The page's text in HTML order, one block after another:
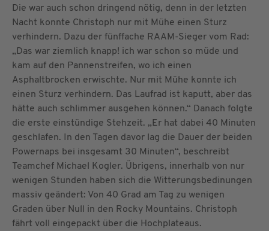
Die war auch schon dringend nötig, denn in der letzten
Nacht konnte Christoph nur mit Mühe einen Sturz
verhindern. Dazu der fünffache RAAM-Sieger vom Rad:
„Das war ziemlich knapp! ich war schon so müde und
kam auf den Pannenstreifen, wo ich einen
Asphaltbrocken erwischte. Nur mit Mühe konnte ich
einen Sturz verhindern. Das Laufrad ist kaputt, aber das
hätte auch schlimmer ausgehen können.“ Danach folgte
die erste einstündige Stehzeit. „Er hat dabei 40 Minuten
geschlafen. In den Tagen davor lag die Dauer der beiden
Powernaps bei insgesamt 30 Minuten“, beschreibt
Teamchef Michael Kogler. Übrigens, innerhalb von nur
wenigen Stunden haben sich die Witterungsbedinungen
massiv geändert: Von 40 Grad am Tag zu wenigen
Graden über Null in den Rocky Mountains. Christoph
fährt voll eingepackt über die Hochplateaus.